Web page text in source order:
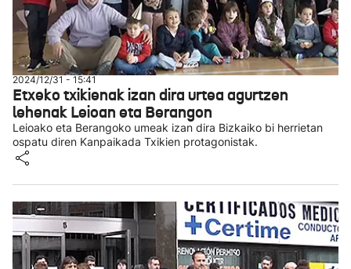
2024/12/31 - 15:41
Etxeko txikienak izan dira urtea agurtzen
lehenak Leioan eta Berangon
Leioako eta Berangoko umeak izan dira Bizkaiko bi herrietan
ospatu diren Kanpaikada Txikien protagonistak.